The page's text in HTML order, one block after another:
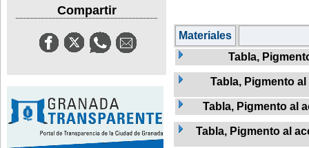
Compartir
Materiales
Tabla,
Tabla, Pigmento al
Tabla, Pigmento al
Tabla, Pigmento al